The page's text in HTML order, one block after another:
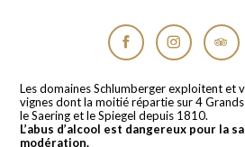
Les domaines Schlumberger exploitent et
vignes dont la moitié répartie sur 4 Grands
le Saering et le Spiegel depuis 1810.
L’abus d’alcool est dangereux pour la
modération.